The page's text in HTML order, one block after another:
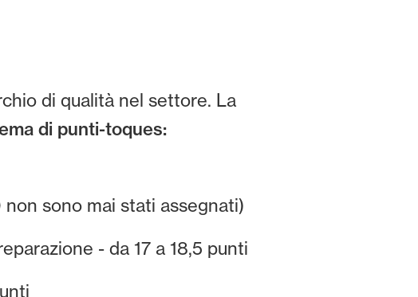
di qualità nel settore. La
di punti-toques:
sono mai stati assegnati)
- da 17 a 18,5 punti